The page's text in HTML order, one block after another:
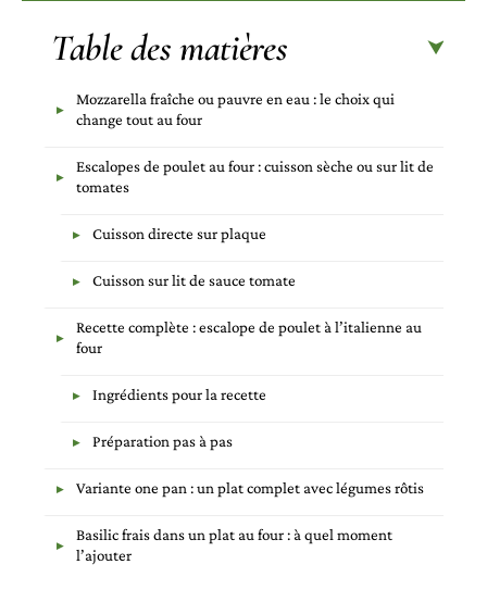
Table des matières
Mozzarella fraîche ou pauvre en eau : le choix qui
change tout au four
Escalopes de poulet au four : cuisson sèche ou sur lit de
tomates
Cuisson directe sur plaque
Cuisson sur lit de sauce tomate
Recette complète : escalope de poulet à l’italienne au
four
Ingrédients pour la recette
Préparation pas à pas
Variante one pan : un plat complet avec légumes rôtis
Basilic frais dans un plat au four : à quel moment
l’ajouter